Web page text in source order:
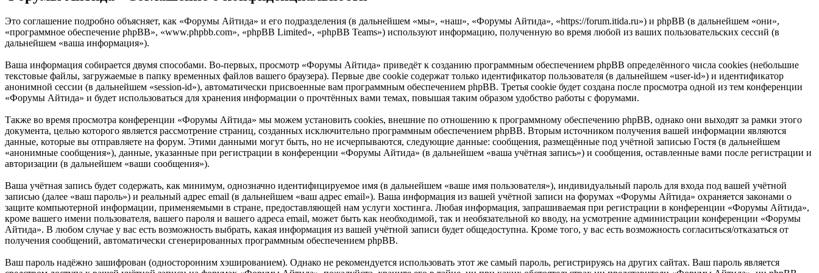
Это соглашение подробно объясняет, как «Форумы Айтида» и его подразделения (в дальнейшем «мы», «наш», «Форумы Айтида», «https://forum.itida.ru») и phpBB (в дальнейшем «они»,
«программное обеспечение phpBB», «www.phpbb.com», «phpBB Limited», «phpBB Teams») используют информацию, полученную во время любой из ваших пользовательских сессий (в
дальнейшем «ваша информация»).
Ваша информация собирается двумя способами. Во-первых, просмотр «Форумы Айтида» приведёт к созданию программным обеспечением phpBB определённого числа cookies (небольшие
текстовые файлы, загружаемые в папку временных файлов вашего браузера). Первые две cookie содержат только идентификатор пользователя (в дальнейшем «user-id») и идентификатор
анонимной сессии (в дальнейшем «session-id»), автоматически присвоенные вам программным обеспечением phpBB. Третья cookie будет создана после просмотра одной из тем конференции
«Форумы Айтида» и будет использоваться для хранения информации о прочтённых вами темах, повышая таким образом удобство работы с форумами.
Также во время просмотра конференции «Форумы Айтида» мы можем установить cookies, внешние по отношению к программному обеспечению phpBB, однако они выходят за рамки этого
документа, целью которого является рассмотрение страниц, созданных исключительно программным обеспечением phpBB. Вторым источником получения вашей информации являются
данные, которые вы отправляете на форум. Этими данными могут быть, но не исчерпываются, следующие данные: сообщения, размещённые под учётной записью Гостя (в дальнейшем
«анонимные сообщения»), данные, указанные при регистрации в конференции «Форумы Айтида» (в дальнейшем «ваша учётная запись») и сообщения, оставленные вами после регистрации и
авторизации (в дальнейшем «ваши сообщения»).
Ваша учётная запись будет содержать, как минимум, однозначно идентифицируемое имя (в дальнейшем «ваше имя пользователя»), индивидуальный пароль для входа под вашей учётной
записью (далее «ваш пароль») и реальный адрес email (в дальнейшем «ваш адрес email»). Ваша информация из вашей учётной записи на форумах «Форумы Айтида» охраняется законами о
защите компьютерной информации, применяемыми в стране, предоставляющей нам услуги хостинга. Любая информация, запрашиваемая при регистрации в конференции «Форумы Айтида»,
кроме вашего имени пользователя, вашего пароля и вашего адреса email, может быть как необходимой, так и необязательной ко вводу, на усмотрение администрации конференции «Форумы
Айтида». В любом случае у вас есть возможность выбрать, какая информация из вашей учётной записи будет общедоступна. Кроме того, у вас есть возможность согласиться/отказаться от
получения сообщений, автоматически сгенерированных программным обеспечением phpBB.
Ваш пароль надёжно зашифрован (односторонним хэшированием). Однако не рекомендуется использовать этот же самый пароль, регистрируясь на других сайтах. Ваш пароль является